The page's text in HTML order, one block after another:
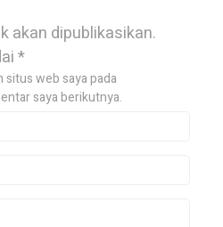
akan dipublikasikan.
*
situs web saya pada
saya berikutnya.